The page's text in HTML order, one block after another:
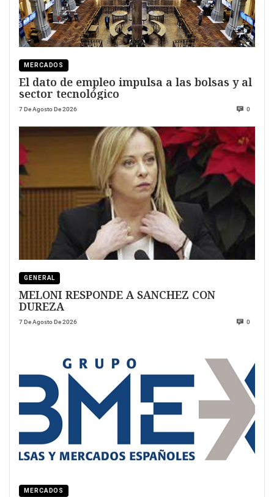
MERCADOS
El dato de empleo impulsa a las bolsas y al
sector tecnológico
7 De Agosto De 2026 0
GENERAL
MELONI RESPONDE A SANCHEZ CON
DUREZA
7 De Agosto De 2026 0
MERCADOS